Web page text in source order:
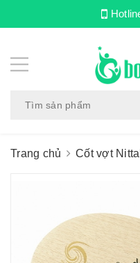
Trang chủ Cốt vợt